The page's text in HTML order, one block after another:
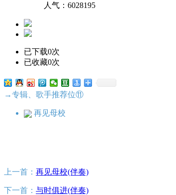
人气： 6028195
已下载0次
已收藏0次
→专辑、歌手推荐位⑪
再见母校
上一首： 再见母校(伴奏)
下一首： 与时俱进(伴奏)